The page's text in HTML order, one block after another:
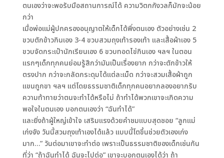
ตนเองว่าจะพอรับมือสถานการณ์ได้ ความวิตกกังวลก็มักจะน้อย
กว่า
เมื่อพ่อแม่ผู้ปกครองอนุญาตให้เด็กได้พึ่งตนเอง ตัวอย่างเช่น 2
ขวบตักข้าวกินเอง 3-4 ขวบสวมถุงเท้ารองเท้า และเสื้อผ้าเอง 5
ขวบจัดกระเป๋านักเรียนเอง 6 ขวบทอดไข่กินเอง ฯลฯ ในตอน
แรกๆเด็กทุกคนย่อมรู้สึกว่ามันเป็นเรื่องยาก กว่าจะตักข้าวให้
ตรงปาก กว่าจะกลัดกระดุมได้แต่ละเม็ด กว่าจะสวมเสื้อผ้าถูก
แขนถูกขา ฯลฯ แต่โดยธรรมชาติเด็กทุกคนอยากลองอยากรับ
ความท้าทายว่าตนจะทำได้หรือไม่ ถ้าทำได้พวกเขาจะเกิดความ
พอใจในตนเอง บอกตนเองว่า “ฉันทำได้”
และยิ่งถ้าผู้ใหญ่เข้าใจ เสริมแรงด้วยคำชมแบบสุดซอย “ลูกแม่
เก่งจัง วันนี้สวมถุงเท้าเองได้แล้ว แบบนี้โตขึ้นช่วยตัวเองเก่ง
มาก…” วันต่อมาเขาจะทำต่อ เพราะเป็นธรรมชาติของเด็กเช่นกัน
ที่ว่า “ถ้าฉันทำได้ ฉันจะไปต่อ” เขาจะบอกตนเองได้ว่า ถ้า